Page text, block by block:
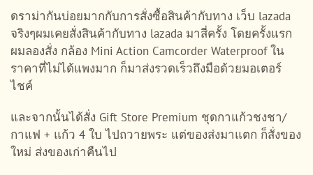
ดราม่ากันบ่อยมากกับการสั่งซื้อสินค้ากับทาง เว็บ lazada
จริงๆผมเคยสั่งสินค้ากับทาง lazada มาสี่ครั้ง โดยครั้งแรก
ผมลองสั่ง กล้อง Mini Action Camcorder Waterproof ใน
ราคาที่ไม่ได้แพงมาก ก็มาส่งรวดเร็วถึงมือด้วยมอเตอร์
ไชค์
และจากนั้นได้สั่ง Gift Store Premium ชุดกาแก้วชงชา/
กาแฟ + แก้ว 4 ใบ ไปถวายพระ แต่ของส่งมาแตก ก็สั่งของ
ใหม่ ส่งของเก่าคืนไป